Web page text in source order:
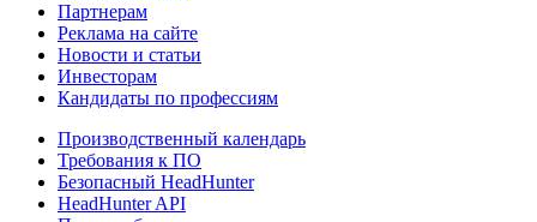
Партнерам
Реклама на сайте
Новости и статьи
Инвесторам
Кандидаты по профессиям
Производственный календарь
Требования к ПО
Безопасный HeadHunter
HeadHunter API